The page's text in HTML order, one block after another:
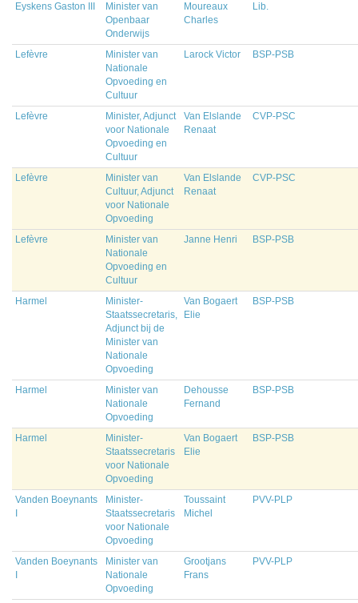
Eyskens Gaston III
Minister van
Openbaar
Onderwijs
Moureaux
Charles
Lib.
Lefèvre
Minister van
Nationale
Opvoeding en
Cultuur
Larock Victor BSP-PSB
Lefèvre
Minister, Adjunct
voor Nationale
Opvoeding en
Cultuur
Van Elslande
Renaat
CVP-PSC
Lefèvre
Minister van
Cultuur, Adjunct
voor Nationale
Opvoeding
Van Elslande
Renaat
CVP-PSC
Lefèvre
Minister van
Nationale
Opvoeding en
Cultuur
Janne Henri BSP-PSB
Harmel
Minister-
Staatssecretaris,
Adjunct bij de
Minister van
Nationale
Opvoeding
Van Bogaert
Elie
BSP-PSB
Harmel
Minister van
Nationale
Opvoeding
Dehousse
Fernand
BSP-PSB
Harmel
Minister-
Staatssecretaris
voor Nationale
Opvoeding
Van Bogaert
Elie
BSP-PSB
Vanden Boeynants
Minister-
Staatssecretaris
voor Nationale
Opvoeding
Toussaint
Michel
PVV-PLP
Vanden Boeynants
Minister van
Nationale
Opvoeding
Grootjans
Frans
PVV-PLP